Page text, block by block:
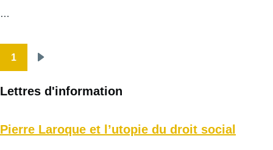
…
1
Lettres d'information
Pierre Laroque et l’utopie du droit social